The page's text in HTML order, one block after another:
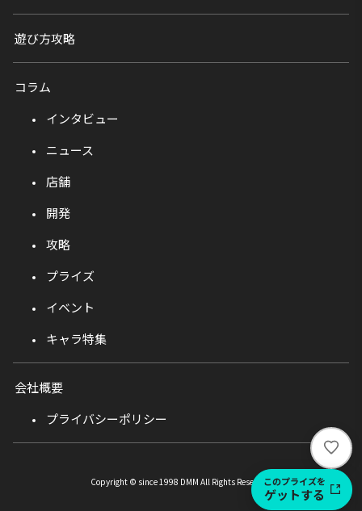
い
い
このプライズを
ゲットする
遊び方攻略
コラム
インタビュー
ニュース
店舗
開発
攻略
プライズ
イベント
キャラ特集
会社概要
プライバシーポリシー
Copyright © since 1998 DMM All Rights Reserved.